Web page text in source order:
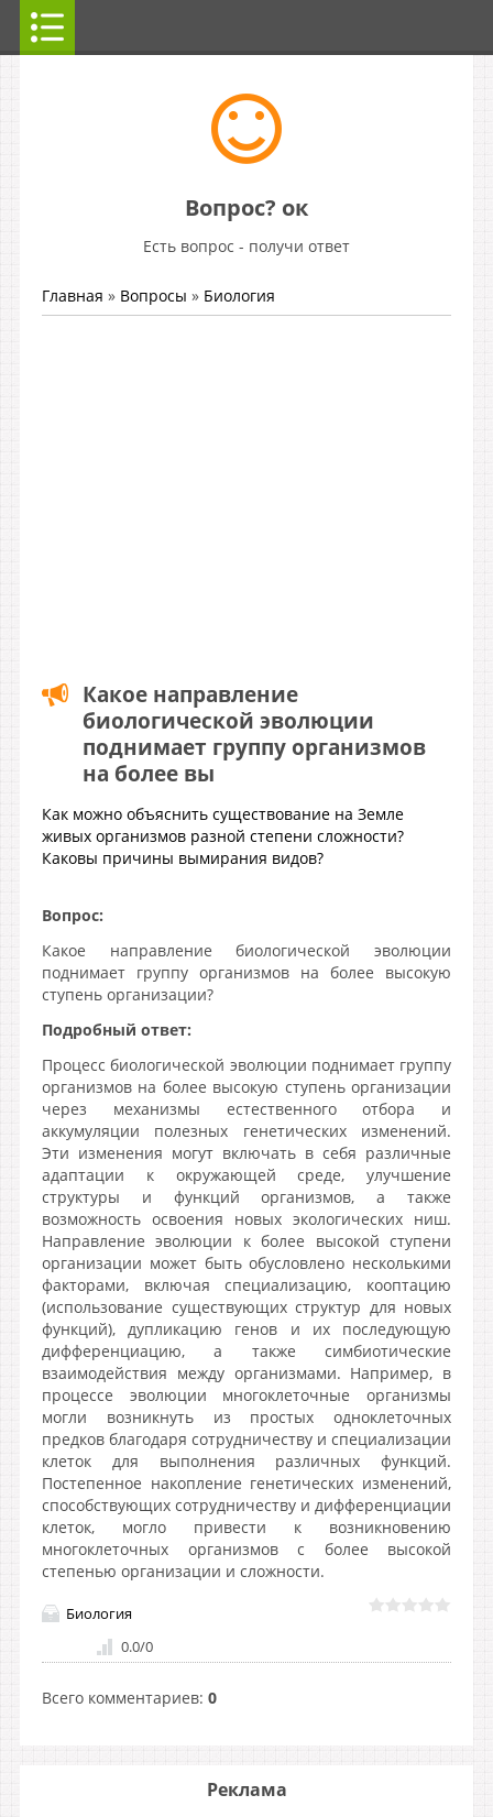
Вопрос? ок
Есть вопрос - получи ответ
Главная » Вопросы » Биология
Какое направление
биологической эволюции
поднимает группу организмов
на более вы
Как можно объяснить существование на Земле
живых организмов разной степени сложности?
Каковы причины вымирания видов?
Вопрос:
Какое направление биологической эволюции
поднимает группу организмов на более высокую
ступень организации?
Подробный ответ:
Процесс биологической эволюции поднимает группу
организмов на более высокую ступень организации
через механизмы естественного отбора и
аккумуляции полезных генетических изменений.
Эти изменения могут включать в себя различные
адаптации к окружающей среде, улучшение
структуры и функций организмов, а также
возможность освоения новых экологических ниш.
Направление эволюции к более высокой ступени
организации может быть обусловлено несколькими
факторами, включая специализацию, кооптацию
(использование существующих структур для новых
функций), дупликацию генов и их последующую
дифференциацию, а также симбиотические
взаимодействия между организмами. Например, в
процессе эволюции многоклеточные организмы
могли возникнуть из простых одноклеточных
предков благодаря сотрудничеству и специализации
клеток для выполнения различных функций.
Постепенное накопление генетических изменений,
способствующих сотрудничеству и дифференциации
клеток, могло привести к возникновению
многоклеточных организмов с более высокой
степенью организации и сложности.
Биология
0.0/0
Всего комментариев: 0
Реклама